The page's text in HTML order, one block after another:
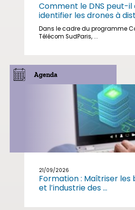
Comment le DNS peut-il
identifier les drones à
Dans le cadre du programme
Télécom SudParis, ...
Agenda
21/09/2026
Formation : Maîtriser les
et l’industrie des ...